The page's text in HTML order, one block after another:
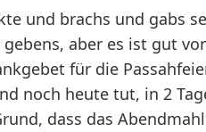
und brachs und gabs
aber es ist gut
für die
noch heute tut, in 2
dass das